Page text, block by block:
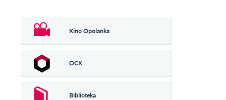
Kino Opolanka
OCK
Biblioteka